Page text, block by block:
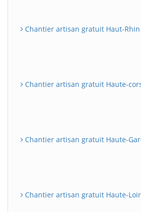
Chantier artisan gratuit Haut-Rhin
Chantier artisan gratuit Haute-
Chantier artisan gratuit Haute-
Chantier artisan gratuit Haute-